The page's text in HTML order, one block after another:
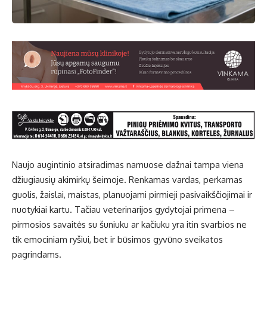
Naujo augintinio atsiradimas namuose dažnai tampa viena
džiugiausių akimirkų šeimoje. Renkamas vardas, perkamas
guolis, žaislai, maistas, planuojami pirmieji pasivaikščiojimai ir
nuotykiai kartu. Tačiau veterinarijos gydytojai primena –
pirmosios savaitės su šuniuku ar kačiuku yra itin svarbios ne
tik emociniam ryšiui, bet ir būsimos gyvūno sveikatos
pagrindams.